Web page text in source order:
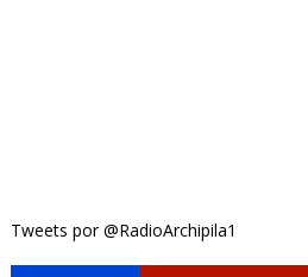
Tweets por @RadioArchipila1